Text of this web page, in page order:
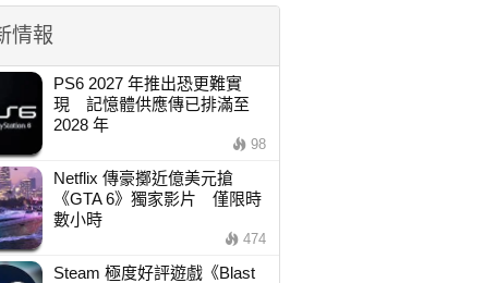
情報
PS6 2027 年推出恐更難實
現 記憶體供應傳已排滿至
2028 年
98
Netflix 傳豪擲近億美元搶
《GTA 6》獨家影片 僅限時
數小時
474
Steam 極度好評遊戲《Blast